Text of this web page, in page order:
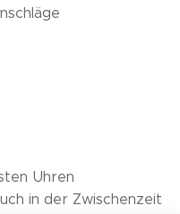
Uhren
in der Zwischenzeit